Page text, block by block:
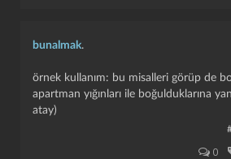
bunalmak.
örnek kullanım: bu misalleri görüp de
apartman yığınları ile boğulduklarına
atay)
0